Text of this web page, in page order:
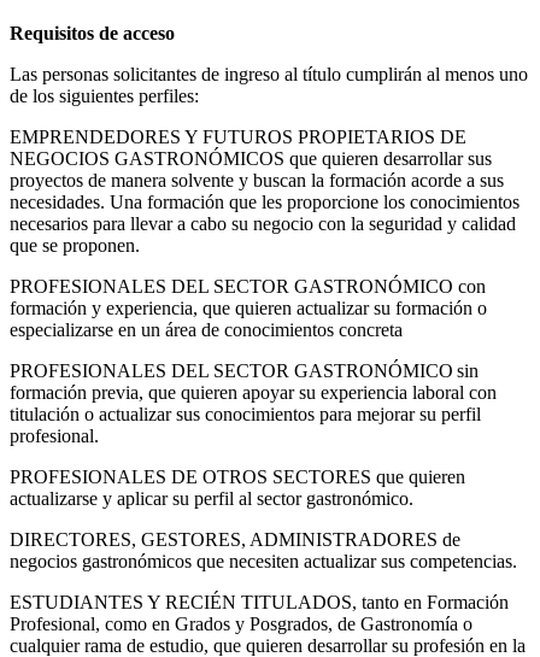
Requisitos de acceso
Las personas solicitantes de ingreso al título cumplirán al menos uno
de los siguientes perfiles:
EMPRENDEDORES Y FUTUROS PROPIETARIOS DE
NEGOCIOS GASTRONÓMICOS que quieren desarrollar sus
proyectos de manera solvente y buscan la formación acorde a sus
necesidades. Una formación que les proporcione los conocimientos
necesarios para llevar a cabo su negocio con la seguridad y calidad
que se proponen.
PROFESIONALES DEL SECTOR GASTRONÓMICO con
formación y experiencia, que quieren actualizar su formación o
especializarse en un área de conocimientos concreta
PROFESIONALES DEL SECTOR GASTRONÓMICO sin
formación previa, que quieren apoyar su experiencia laboral con
titulación o actualizar sus conocimientos para mejorar su perfil
profesional.
PROFESIONALES DE OTROS SECTORES que quieren
actualizarse y aplicar su perfil al sector gastronómico.
DIRECTORES, GESTORES, ADMINISTRADORES de
negocios gastronómicos que necesiten actualizar sus competencias.
ESTUDIANTES Y RECIÉN TITULADOS, tanto en Formación
Profesional, como en Grados y Posgrados, de Gastronomía o
cualquier rama de estudio, que quieren desarrollar su profesión en la